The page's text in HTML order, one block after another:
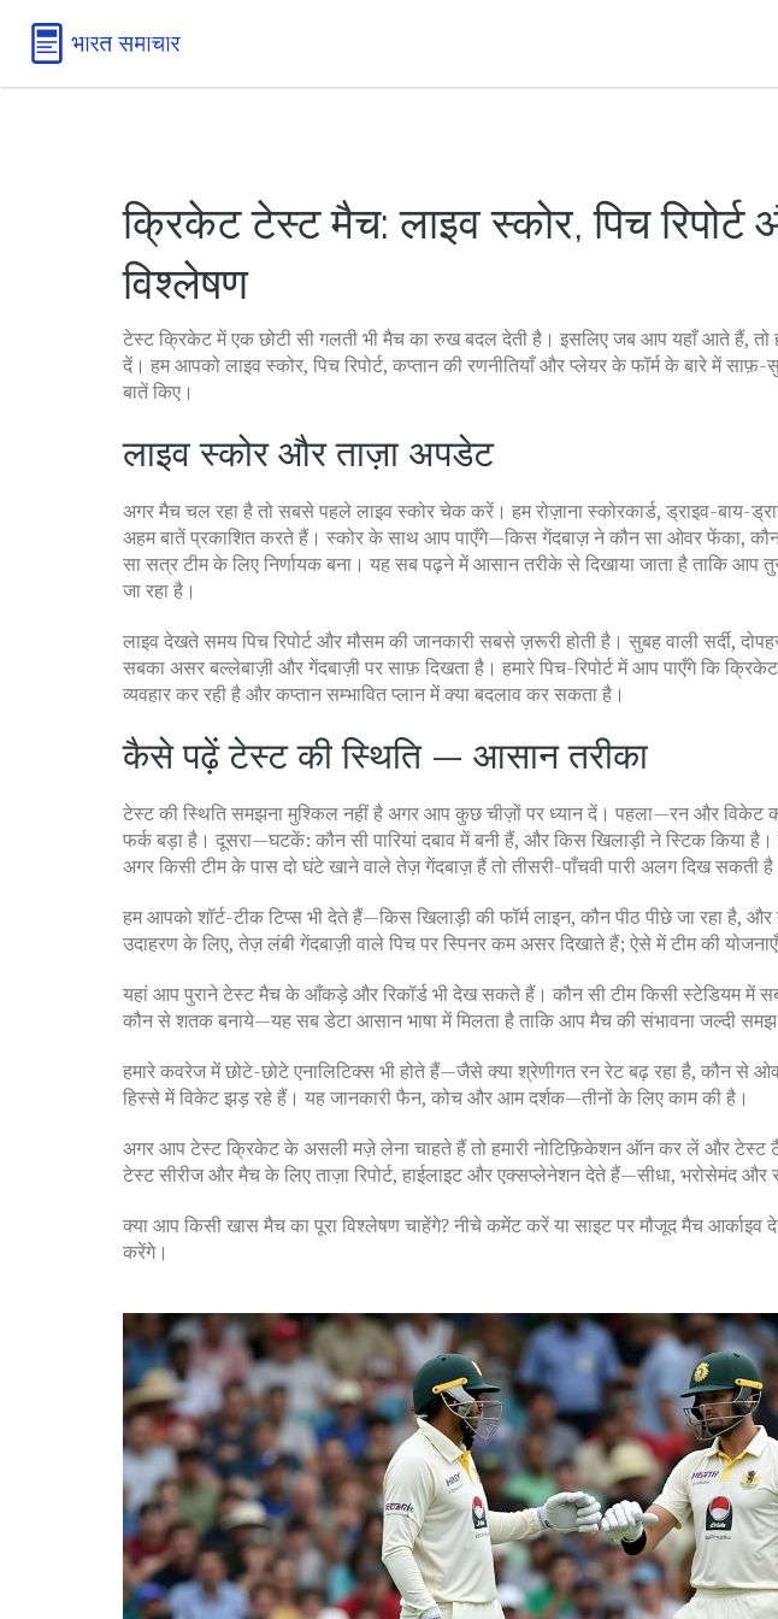
क्रिकेट टेस्ट मैच: लाइव स्कोर, पिच रिपोर्ट
विश्लेषण
टेस्ट क्रिकेट में एक छोटी सी गलती भी मैच का रुख बदल देती है। इसलिए जब आप यहाँ आते हैं, तो
दें। हम आपको लाइव स्कोर, पिच रिपोर्ट, कप्तान की रणनीतियाँ और प्लेयर के फॉर्म के बारे में
बातें किए।
लाइव स्कोर और ताज़ा अपडेट
अगर मैच चल रहा है तो सबसे पहले लाइव स्कोर चेक करें। हम रोज़ाना स्कोरकार्ड, ड्राइव-बाय-
अहम बातें प्रकाशित करते हैं। स्कोर के साथ आप पाएँगे—किस गेंदबाज़ ने कौन सा ओवर फेंका,
सा सत्र टीम के लिए निर्णायक बना। यह सब पढ़ने में आसान तरीके से दिखाया जाता है ताकि आप
जा रहा है।
लाइव देखते समय पिच रिपोर्ट और मौसम की जानकारी सबसे ज़रूरी होती है। सुबह वाली सर्दी,
सबका असर बल्लेबाज़ी और गेंदबाज़ी पर साफ़ दिखता है। हमारे पिच-रिपोर्ट में आप पाएँगे कि
व्यवहार कर रही है और कप्तान सम्भावित प्लान में क्या बदलाव कर सकता है।
कैसे पढ़ें टेस्ट की स्थिति — आसान तरीका
टेस्ट की स्थिति समझना मुश्किल नहीं है अगर आप कुछ चीज़ों पर ध्यान दें। पहला—रन और
फर्क बड़ा है। दूसरा—घटकें: कौन सी पारियां दबाव में बनी हैं, और किस खिलाड़ी ने स्टिक किया
अगर किसी टीम के पास दो घंटे खाने वाले तेज़ गेंदबाज़ हैं तो तीसरी-पाँचवी पारी अलग दिख सकती
हम आपको शॉर्ट-टीक टिप्स भी देते हैं—किस खिलाड़ी की फॉर्म लाइन, कौन पीठ पीछे जा रहा है,
उदाहरण के लिए, तेज़ लंबी गेंदबाज़ी वाले पिच पर स्पिनर कम असर दिखाते हैं; ऐसे में टीम की
यहां आप पुराने टेस्ट मैच के आँकड़े और रिकॉर्ड भी देख सकते हैं। कौन सी टीम किसी स्टेडियम में
कौन से शतक बनाये—यह सब डेटा आसान भाषा में मिलता है ताकि आप मैच की संभावना जल्दी
हमारे कवरेज में छोटे-छोटे एनालिटिक्स भी होते हैं—जैसे क्या श्रेणीगत रन रेट बढ़ रहा है, कौन से
हिस्से में विकेट झड़ रहे हैं। यह जानकारी फैन, कोच और आम दर्शक—तीनों के लिए काम की है।
अगर आप टेस्ट क्रिकेट के असली मज़े लेना चाहते हैं तो हमारी नोटिफ़िकेशन ऑन कर लें और टेस्ट
टेस्ट सीरीज और मैच के लिए ताज़ा रिपोर्ट, हाईलाइट और एक्सप्लेनेशन देते हैं—सीधा, भरोसेमंद और
क्या आप किसी खास मैच का पूरा विश्लेषण चाहेंगे? नीचे कमेंट करें या साइट पर मौजूद मैच
करेंगे।